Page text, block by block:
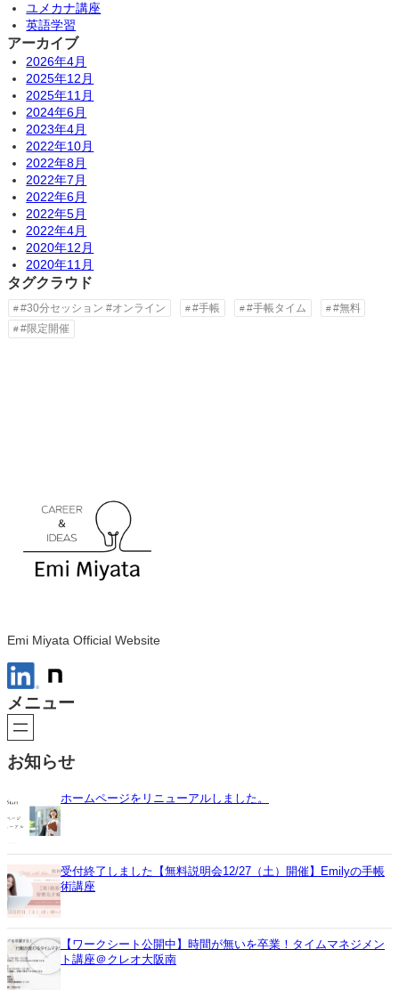
ユメカナ講座
英語学習
アーカイブ
2026年4月
2025年12月
2025年11月
2024年6月
2023年4月
2022年10月
2022年8月
2022年7月
2022年6月
2022年5月
2022年4月
2020年12月
2020年11月
タグクラウド
#30分セッション #オンライン #手帳 #手帳タイム
#無料
#限定開催
Emi Miyata Official Website
メニュー
お知らせ
ホームページをリニューアルしました。
受付終了しました【無料説明会12/27（土）開催】Emilyの手帳
術講座
【ワークシート公開中】時間が無いを卒業！タイムマネジメン
ト講座＠クレオ大阪南